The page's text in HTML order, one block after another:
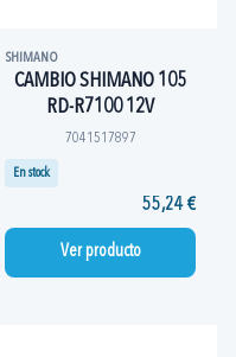
SHIMANO
CAMBIO SHIMANO 105
RD-R7100 12V
7041517897
En stock
55,24 €
Ver producto